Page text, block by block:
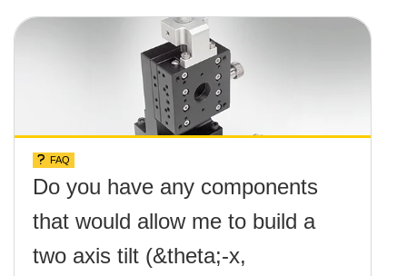
FAQ
Do you have any components
that would allow me to build a
two axis tilt (&theta;-x,